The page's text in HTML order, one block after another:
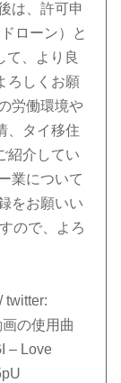
は、許可申
ローン）と
て、より良
ろしくお願
労働環境や
、タイ移住
紹介してい
業について
をお願いい
ので、よろ
twitter:
の使用曲
Love